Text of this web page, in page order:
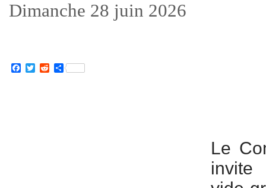
Dimanche 28 juin 2026
Facebook
TwitterRedditPartager
Le